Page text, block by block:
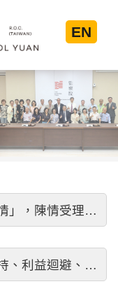
EN
歡迎預約「臨櫃陳情」，陳情受理中心將優先排定人員與您接談，釐清案情爭點後收案處理，以節省您的寶貴時間。
公務人員應廉潔自持、利益迴避、依法公正執行公務～考試院公務人員保障暨培訓委員會～